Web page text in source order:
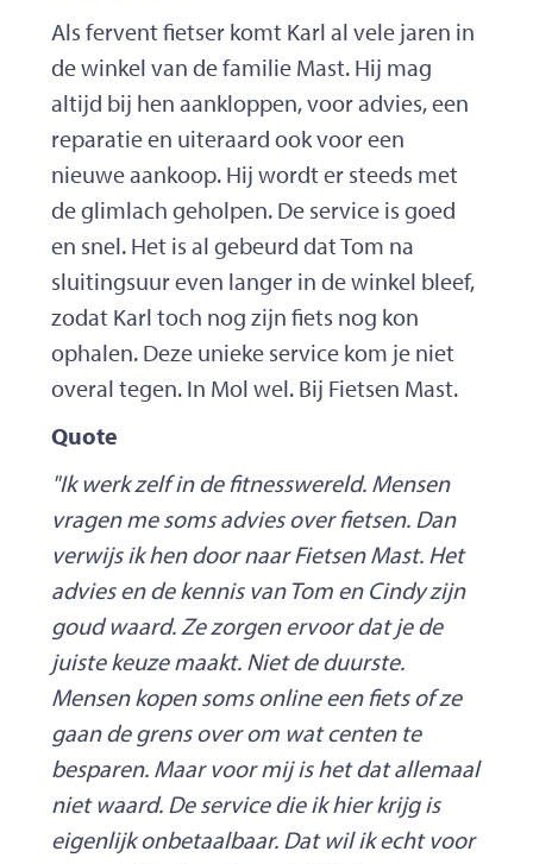
Als fervent fietser komt Karl al vele jaren in
de winkel van de familie Mast. Hij mag
altijd bij hen aankloppen, voor advies, een
reparatie en uiteraard ook voor een
nieuwe aankoop. Hij wordt er steeds met
de glimlach geholpen. De service is goed
en snel. Het is al gebeurd dat Tom na
sluitingsuur even langer in de winkel bleef,
zodat Karl toch nog zijn fiets nog kon
ophalen. Deze unieke service kom je niet
overal tegen. In Mol wel. Bij Fietsen Mast.
Quote
"Ik werk zelf in de fitnesswereld. Mensen
vragen me soms advies over fietsen. Dan
verwijs ik hen door naar Fietsen Mast. Het
advies en de kennis van Tom en Cindy zijn
goud waard. Ze zorgen ervoor dat je de
juiste keuze maakt. Niet de duurste.
Mensen kopen soms online een fiets of ze
gaan de grens over om wat centen te
besparen. Maar voor mij is het dat allemaal
niet waard. De service die ik hier krijg is
eigenlijk onbetaalbaar. Dat wil ik echt voor